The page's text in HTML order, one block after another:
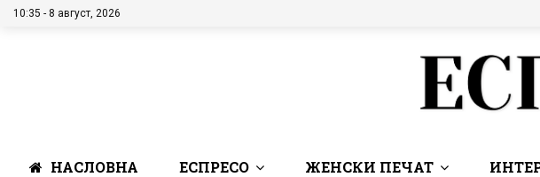
10:35 - 8 август, 2026
НАСЛОВНА ЕСПРЕСО ЖЕНСКИ ПЕЧАТ